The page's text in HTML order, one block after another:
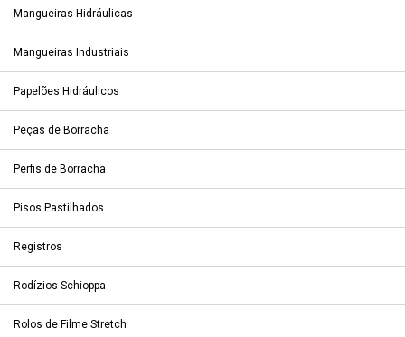
Mangueiras Hidráulicas
Mangueiras Industriais
Papelões Hidráulicos
Peças de Borracha
Perfis de Borracha
Pisos Pastilhados
Registros
Rodízios Schioppa
Rolos de Filme Stretch